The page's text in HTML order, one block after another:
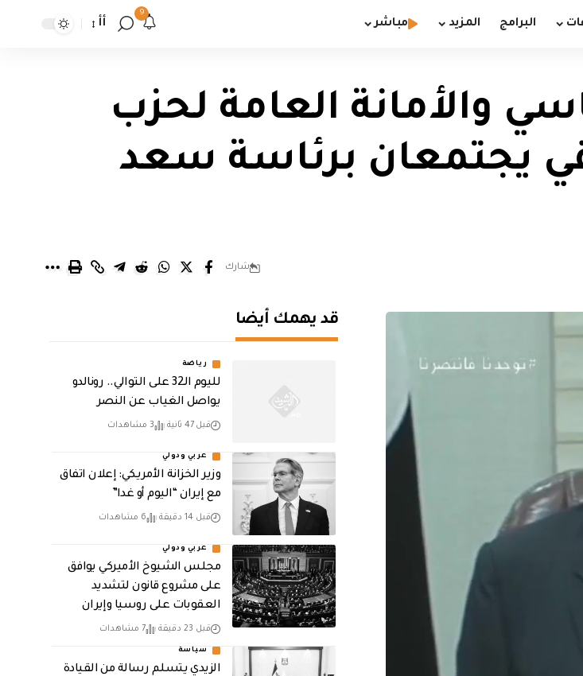
البرامج المزيد مباشر
9
أأ
والأمانة العامة لحزب
يجتمعان برئاسة سعد
شارك
قد يهمك أيضا
رياضة
لليوم الـ32 على التوالي.. رونالدو
يواصل الغياب عن النصر
قبل 47 ثانية 3 مشاهدات
عربي ودولي
وزير الخزانة الأمريكي: إعلان اتفاق
مع إيران “اليوم أو غدا”
قبل 14 دقيقة 6 مشاهدات
عربي ودولي
مجلس الشيوخ الأميركي يوافق
على مشروع قانون لتشديد
العقوبات على روسيا وإيران
قبل 23 دقيقة 7 مشاهدات
سياسة
الزيدي يتسلم رسالة من القيادة